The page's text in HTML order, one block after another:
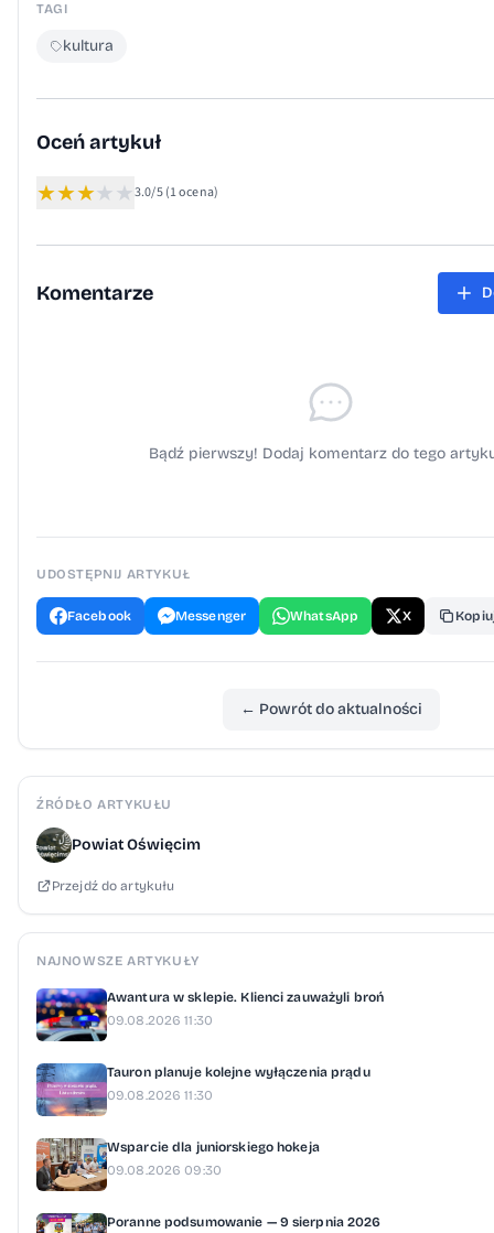
TAGI
kultura
Oceń artykuł
★★★★ ★3.0/5(1 ocena)
Komentarze
Bądź pierwszy! Dodaj komentarz do tego
UDOSTĘPNIJ ARTYKUŁ
Facebook Messenger WhatsApp X
← Powrót do aktualności
ŹRÓDŁO ARTYKUŁU
Powiat Oświęcim
Przejdź do artykułu
NAJNOWSZE ARTYKUŁY
Awantura w sklepie. Klienci zauważyli broń
09.08.2026 11:30
Tauron planuje kolejne wyłączenia prądu
09.08.2026 11:30
Wsparcie dla juniorskiego hokeja
09.08.2026 09:30
Poranne podsumowanie — 9 sierpnia 2026